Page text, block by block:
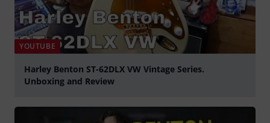
YOUTUBE
Harley Benton ST-62DLX VW Vintage Series.
Unboxing and Review